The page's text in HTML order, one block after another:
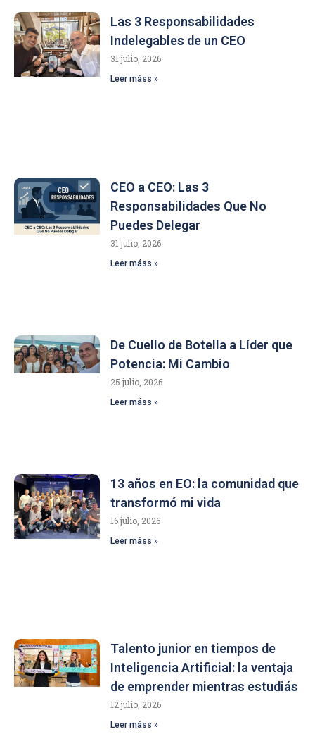
Las 3 Responsabilidades
Indelegables de un CEO
31 julio, 2026
Leer máss »
CEO a CEO: Las 3
Responsabilidades Que No
Puedes Delegar
31 julio, 2026
Leer máss »
De Cuello de Botella a Líder que
Potencia: Mi Cambio
25 julio, 2026
Leer máss »
13 años en EO: la comunidad que
transformó mi vida
16 julio, 2026
Leer máss »
Talento junior en tiempos de
Inteligencia Artificial: la ventaja
de emprender mientras estudiás
12 julio, 2026
Leer máss »